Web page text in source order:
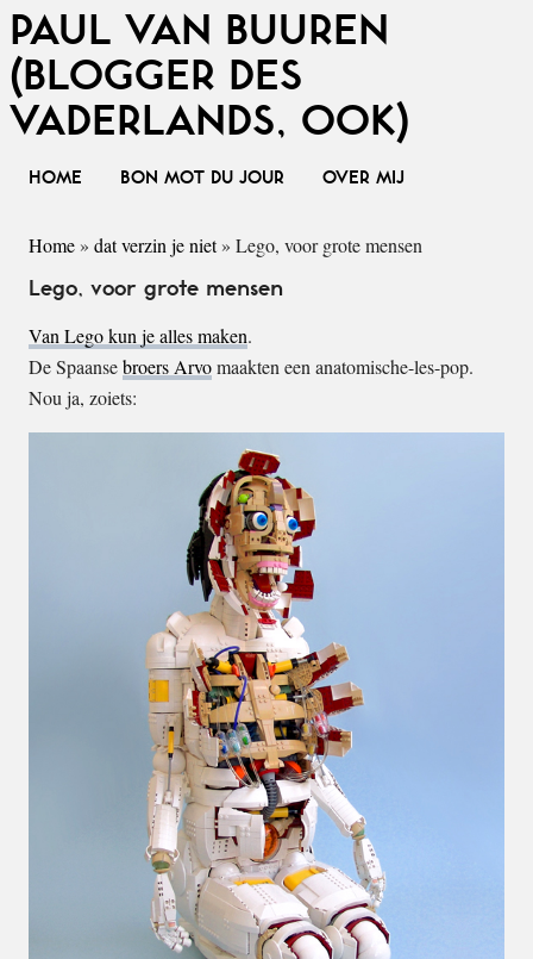
PAUL VAN BUUREN
(BLOGGER DES
VADERLANDS, OOK)
HOME BON MOT DU JOUR OVER MIJ
Home » dat verzin je niet» Lego, voor grote mensen
Lego, voor grote mensen
Van Lego kun je alles maken.
De Spaansebroers Arvomaakten een anatomische-les-pop.
Nou ja, zoiets: